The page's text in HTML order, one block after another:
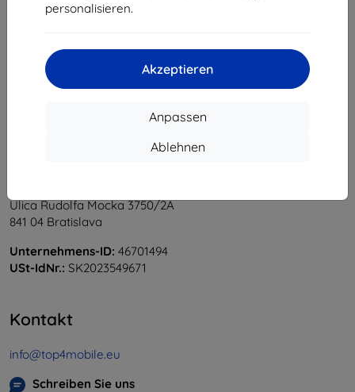
personalisieren.
Akzeptieren
Anpassen
Ablehnen
1
Ulica Rudolfa Mocka 3750/2A
841 04 Bratislava
Unternehmens-ID: 46701494
USt-IdNr.: SK2023549671
Kontakt
info@top4mobile.eu
Schreiben Sie uns